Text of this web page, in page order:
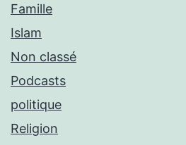
Famille
Islam
Non classé
Podcasts
politique
Religion